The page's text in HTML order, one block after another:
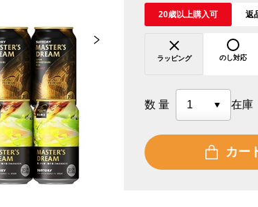
20歳以上購入可 返
ラッピング のし対応
数量 在庫
カー